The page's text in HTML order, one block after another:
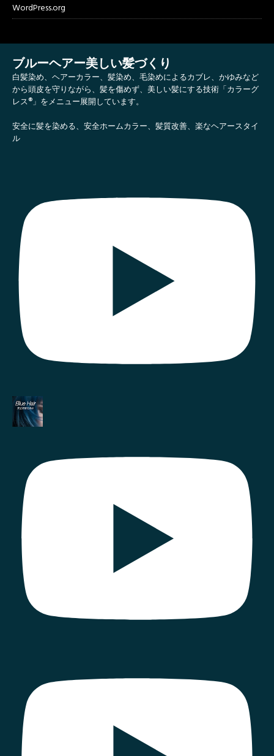
WordPress.org
ブルーヘアー美しい髪づくり
白髪染め、ヘアーカラー、髪染め、毛染めによるカブレ、かゆみなど
から頭皮を守りながら、髪を傷めず、美しい髪にする技術「カラーグ
レス®」をメニュー展開しています。
安全に髪を染める、安全ホームカラー、髪質改善、楽なヘアースタイ
ル